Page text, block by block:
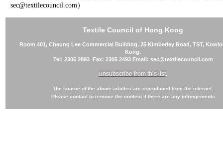
sec@textilecouncil.com）
Textile Council of Hong Kong
Room 401, Cheung Lee Commercial Building, 25 Kimberley Road, TST,
Kong.
Tel: 2305 2893 Fax: 2305 2493 Email: sec@textilecouncil.com
unsubscribe from this list.
The source of the above articles are reproduced from the internet.
Please contact to remove the content if there are any infringements